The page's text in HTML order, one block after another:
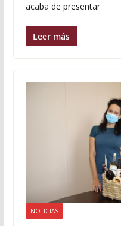
acaba de presentar
Leer más
NOTICIAS